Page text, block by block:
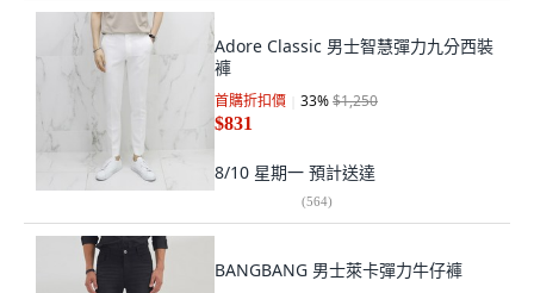
Adore Classic 男士智慧彈力九分西裝
褲
首購折扣價 33%$1,250
$831
8/10 星期一 預計送達
(564)
BANGBANG 男士萊卡彈力牛仔褲